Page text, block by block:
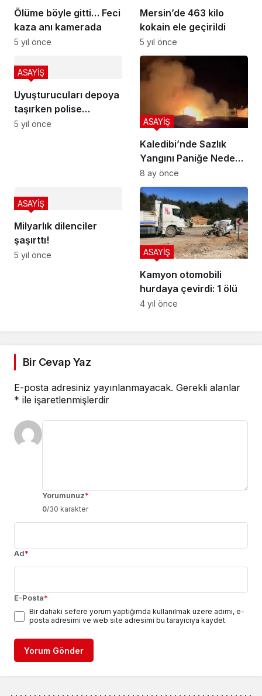
Ölüme böyle gitti… Feci
kaza anı kamerada
5 yıl önce
Mersin’de 463 kilo
kokain ele geçirildi
5 yıl önce
Uyuşturucuları depoya
taşırken polise
yakalandılar
ASAYİŞ
5 yıl önce
Kaledibi’nde Sazlık
Yangını Paniğe Neden
Oldu: Alevler Kontrol
Altına Alındı
ASAYİŞ
8 ay önce
Milyarlık dilenciler
şaşırttı!
ASAYİŞ
5 yıl önce
Kamyon otomobili
hurdaya çevirdi: 1 ölü
ASAYİŞ
4 yıl önce
Bir Cevap Yaz
E-posta adresiniz yayınlanmayacak. Gerekli alanlar
* ile işaretlenmişlerdir
Yorumunuz*
0/30 karakter
Ad*
E-Posta*
Bir dahaki sefere yorum yaptığımda kullanılmak üzere adımı, e-
posta adresimi ve web site adresimi bu tarayıcıya kaydet.
Yorum Gönder